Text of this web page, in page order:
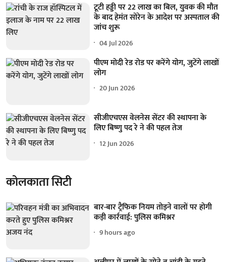
टूटी हड्डी पर 22 लाख का बिल, युवक की मौत
के बाद हेमंत सोरेन के आदेश पर अस्पताल की
जांच शुरू
04 Jul 2026
पीएम मोदी रेड रोड पर करेंगे योग, जुटेंगे लाखों
लोग
20 Jun 2026
सीजीएचएस वेलनेस सेंटर की स्थापना के
लिए बिष्णु पद रे ने की पहल तेज
12 Jun 2026
कोलकाता सिटी
बार-बार ट्रैफिक नियम तोड़ने वालों पर होगी
कड़ी कार्रवाई: पुलिस कमिश्नर
9 hours ago